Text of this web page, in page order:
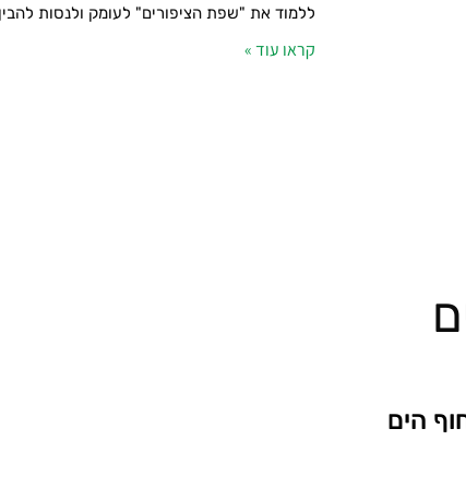
ללמוד את "שפת הציפורים" לעומק ולנסות
קראו עוד »
הים